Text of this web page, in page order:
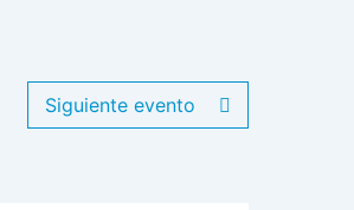
Siguiente evento